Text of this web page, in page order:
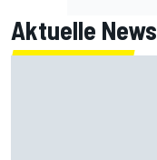
Aktuelle News